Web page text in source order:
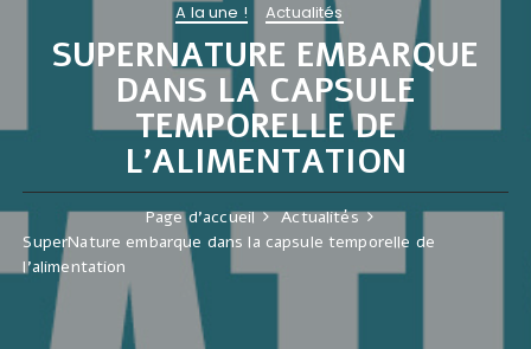
A la une ! Actualités
SUPERNATURE EMBARQUE
DANS LA CAPSULE
TEMPORELLE DE
L’ALIMENTATION
Page d'accueil
Actualités
SuperNature embarque dans la capsule temporelle de
l’alimentation